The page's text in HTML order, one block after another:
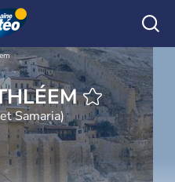
BETHLÉEM
Samaria)